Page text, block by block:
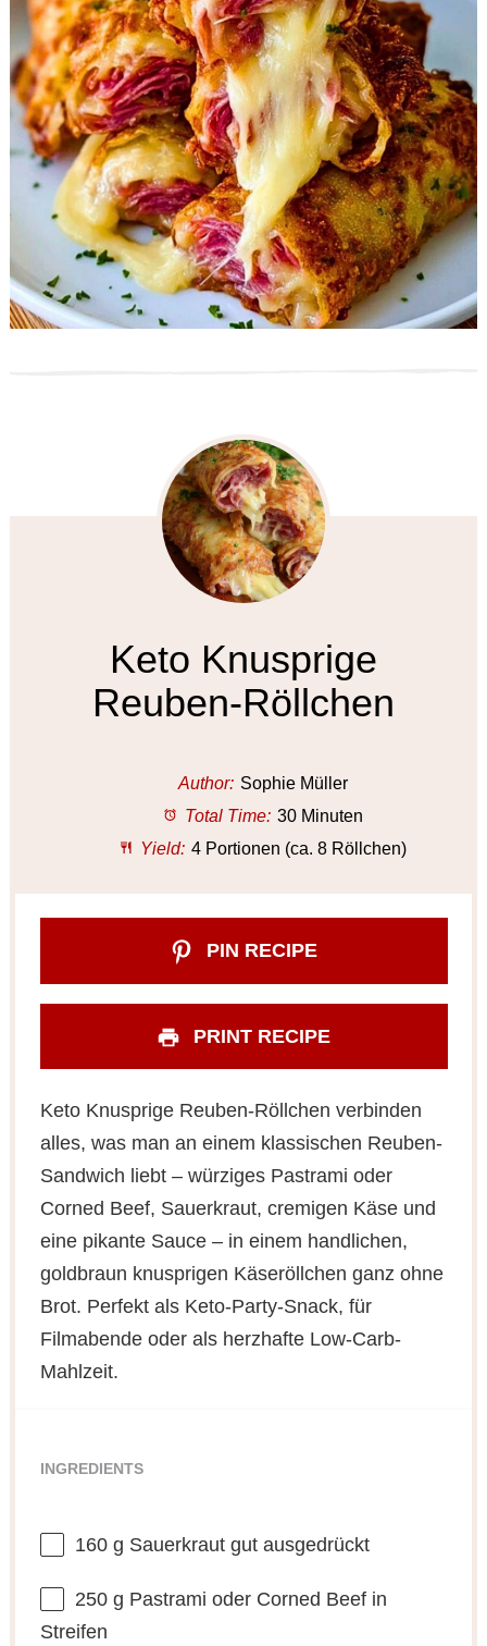
Keto Knusprige
Reuben-Röllchen
Author: Sophie Müller
Total Time: 30 Minuten
Yield: 4 Portionen (ca. 8 Röllchen)
PIN RECIPE
PRINT RECIPE
Keto Knusprige Reuben-Röllchen verbinden
alles, was man an einem klassischen Reuben-
Sandwich liebt – würziges Pastrami oder
Corned Beef, Sauerkraut, cremigen Käse und
eine pikante Sauce – in einem handlichen,
goldbraun knusprigen Käseröllchen ganz ohne
Brot. Perfekt als Keto-Party-Snack, für
Filmabende oder als herzhafte Low-Carb-
Mahlzeit.
INGREDIENTS
160 g Sauerkraut gut ausgedrückt
250 g Pastrami oder Corned Beef in
Streifen